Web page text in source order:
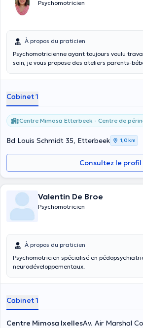
Psychomotricien
À propos du praticien
Psychomotricienne ayant toujours voulu
soin, je vous propose des ateliers parents-
individuelle / groupe et un suivi
Cabinet 1
Centre Mimosa Etterbeek - Centre de
Bd Louis Schmidt 35, Etterbeek 1,0 km
Consultez le profil
Valentin De Broe
Psychomotricien
À propos du praticien
Psychomotricien spécialisé en
neurodéveloppementaux.
Cabinet 1
Centre Mimosa IxellesAv. Air Marshal